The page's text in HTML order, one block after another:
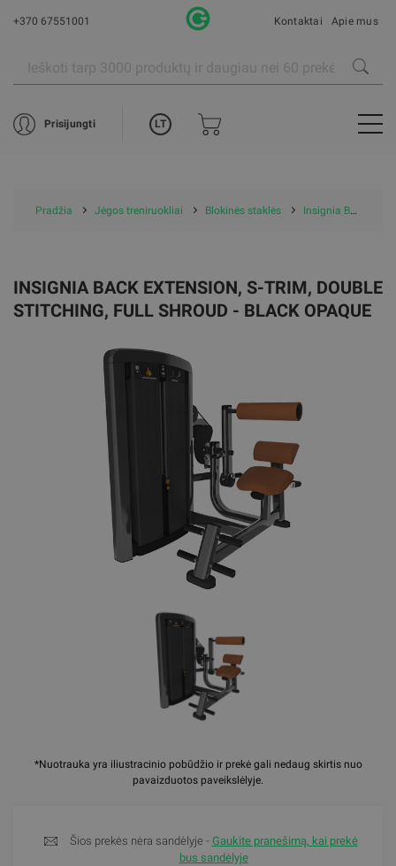
+370 67551001 Kontaktai Apie mus
Prisijungti LT
Pradžia Jėgos treniruokliai Blokinės staklės Insignia Back Extension, S-Trim, Double Stitching, Full Shroud - Black Opaque
*Nuotrauka yra iliustracinio pobūdžio ir prekė gali nedaug skirtis nuo
pavaizduotos paveikslėlyje.
INSIGNIA BACK EXTENSION, S-TRIM, DOUBLE
STITCHING, FULL SHROUD - BLACK OPAQUE
Šios prekės nėra sandėlyje - Gaukite pranešimą, kai prekė
bus sandėlyje